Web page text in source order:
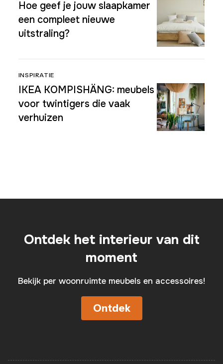
Hoe geef je jouw slaapkamer
een compleet nieuwe
uitstraling?
INSPIRATIE
IKEA KOMPISHÄNG: meubels
voor twintigers die vaak
verhuizen
Ontdek het interieur van dit
moment
Bekijk per woonruimte meubels en accessoires!
Ontdek